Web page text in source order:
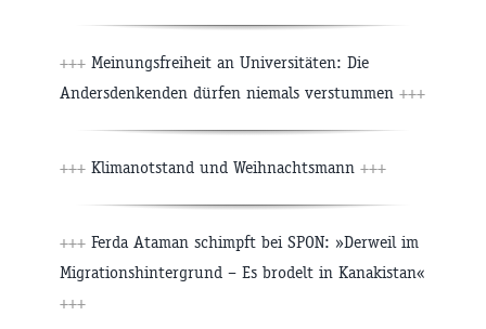
+++ Meinungsfreiheit an Universitäten: Die
Andersdenkenden dürfen niemals verstummen +++
+++ Klimanotstand und Weihnachtsmann +++
+++ Ferda Ataman schimpft bei SPON: »Derweil im
Migrationshintergrund – Es brodelt in Kanakistan«
+++